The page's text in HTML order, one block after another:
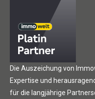
Die Auszeichung von
Expertise und
für die langjährige